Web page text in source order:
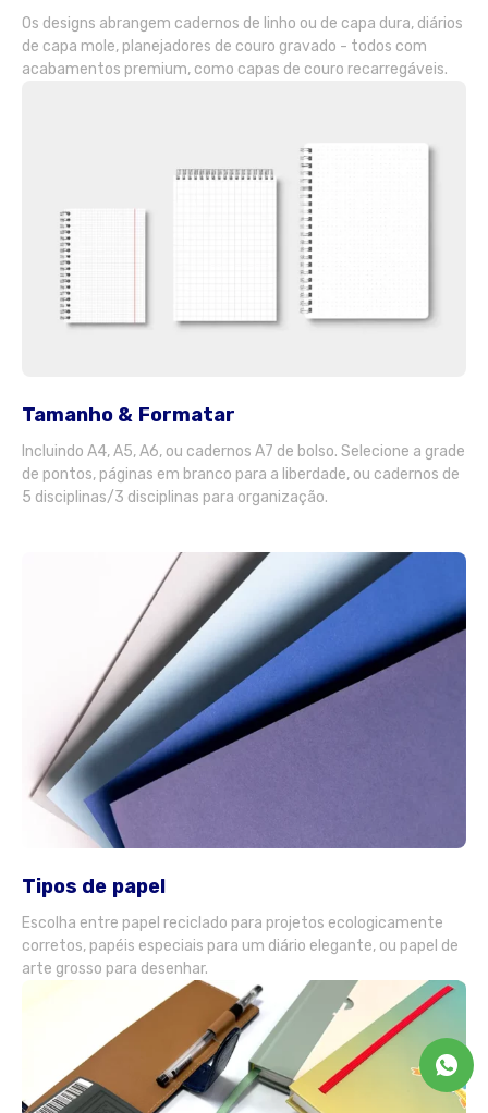
Os designs abrangem cadernos de linho ou de capa dura, diários
de capa mole, planejadores de couro gravado - todos com
acabamentos premium, como capas de couro recarregáveis.
Tamanho & Formatar
Incluindo A4, A5, A6, ou cadernos A7 de bolso. Selecione a grade
de pontos, páginas em branco para a liberdade, ou cadernos de
5 disciplinas/3 disciplinas para organização.
Tipos de papel
Escolha entre papel reciclado para projetos ecologicamente
corretos, papéis especiais para um diário elegante, ou papel de
arte grosso para desenhar.